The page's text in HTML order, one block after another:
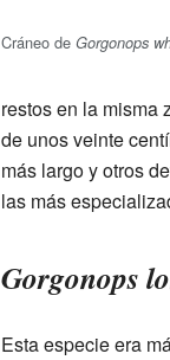
Cráneo de Gorgonops
restos en la misma
de unos veinte
más largo y otros
las más
Gorgonops
Esta especie era